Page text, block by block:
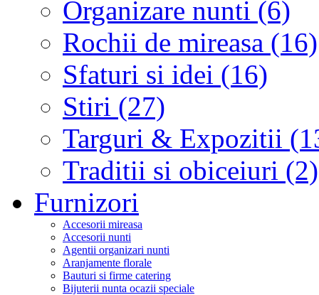
Organizare nunti (6)
Rochii de mireasa (16)
Sfaturi si idei (16)
Stiri (27)
Targuri & Expozitii
Traditii si obiceiuri (2)
Furnizori
Accesorii mireasa
Accesorii nunti
Agentii organizari nunti
Aranjamente florale
Bauturi si firme catering
Bijuterii nunta ocazii speciale